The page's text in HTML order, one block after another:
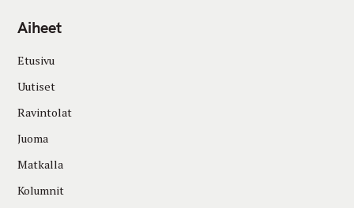
Aiheet
Etusivu
Uutiset
Ravintolat
Juoma
Matkalla
Kolumnit